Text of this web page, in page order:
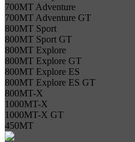
700MT Adventure
700MT Adventure GT
800MT Sport
800MT Sport GT
800MT Explore
800MT Explore GT
800MT Explore ES
800MT Explore ES GT
800MT-X
1000MT-X
1000MT-X GT
450MT